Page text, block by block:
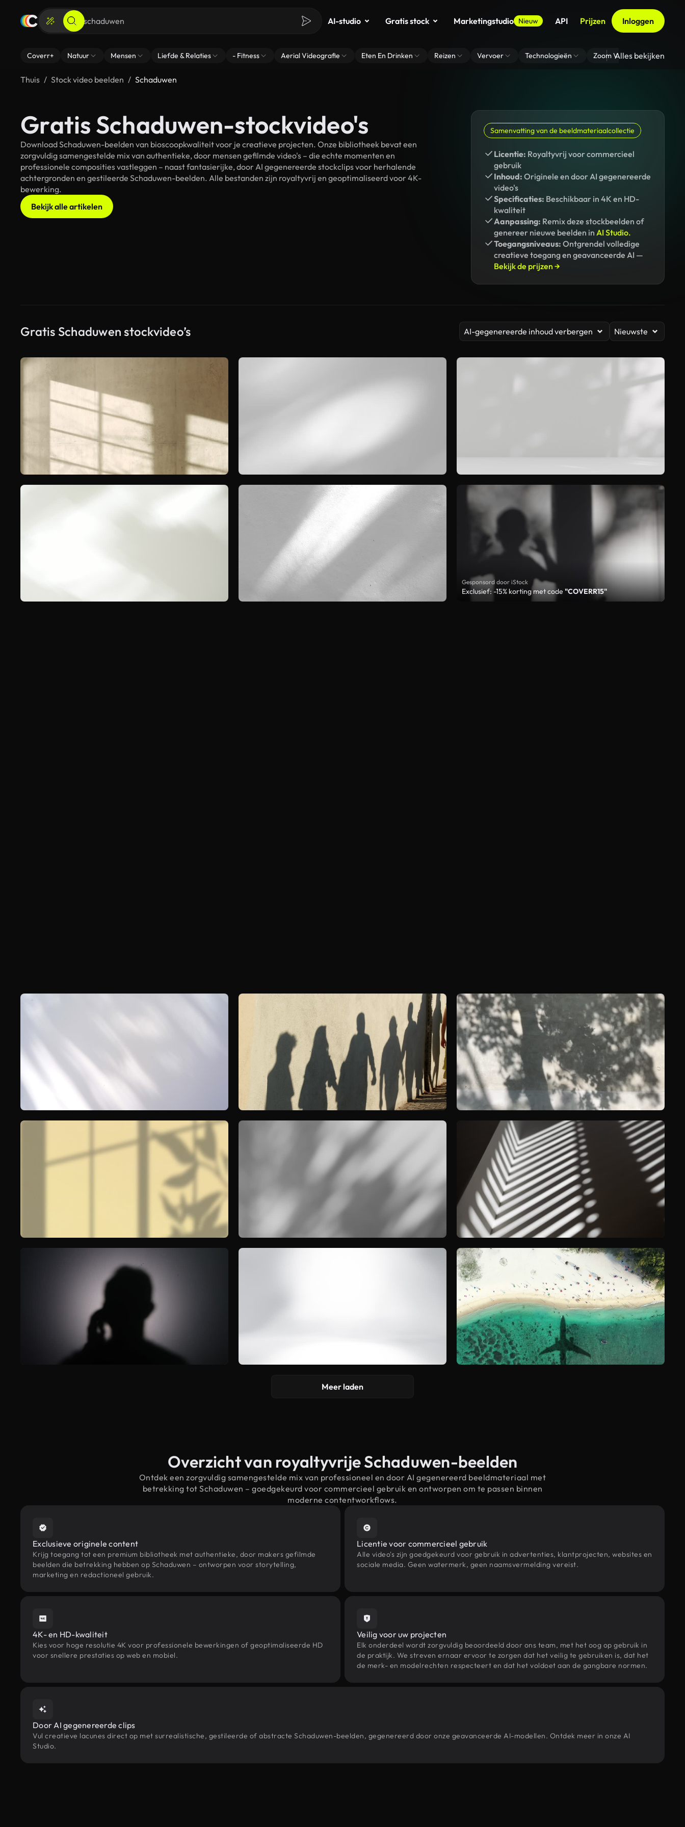
AI-studio Gratis stock Marketingstudio Nieuw API Prijzen Inloggen
Coverr+ Natuur Mensen Liefde & Relaties - Fitness Aerial Videografie Eten En Drinken Reizen Vervoer Technologieën Zoom Virtuele
Alles bekijken
Thuis Stock video beelden Schaduwen
Gratis Schaduwen-stockvideo's
Download Schaduwen-beelden van bioscoopkwaliteit voor je creatieve projecten. Onze bibliotheek bevat een
zorgvuldig samengestelde mix van authentieke, door mensen gefilmde video's – die echte momenten en
professionele composities vastleggen – naast fantasierijke, door AI gegenereerde stockclips voor herhalende
achtergronden en gestileerde Schaduwen-beelden. Alle bestanden zijn royaltyvrij en geoptimaliseerd voor 4K-
bewerking.
Bekijk alle artikelen
Samenvatting van de beeldmateriaalcollectie
Licentie: Royaltyvrij voor commercieel
gebruik
Inhoud: Originele en door AI gegenereerde
video's
Specificaties: Beschikbaar in 4K en HD-
kwaliteit
Aanpassing: Remix deze stockbeelden of
genereer nieuwe beelden in AI Studio.
Toegangsniveaus: Ontgrendel volledige
creatieve toegang en geavanceerde AI —
Bekijk de prijzen →
Gratis Schaduwen stockvideo’s AI-gegenereerde inhoud verbergen Nieuwste
Gesponsord door iStock
Exclusief: -15% korting met code "COVERR15"
Meer laden
Overzicht van royaltyvrije Schaduwen-beelden
Ontdek een zorgvuldig samengestelde mix van professioneel en door AI gegenereerd beeldmateriaal met
betrekking tot Schaduwen – goedgekeurd voor commercieel gebruik en ontworpen om te passen binnen
moderne contentworkflows.
Exclusieve originele content
Krijg toegang tot een premium bibliotheek met authentieke, door makers gefilmde
beelden die betrekking hebben op Schaduwen – ontworpen voor storytelling,
marketing en redactioneel gebruik.
Licentie voor commercieel gebruik
Alle video's zijn goedgekeurd voor gebruik in advertenties, klantprojecten, websites en
sociale media. Geen watermerk, geen naamsvermelding vereist.
4K- en HD-kwaliteit
Kies voor hoge resolutie 4K voor professionele bewerkingen of geoptimaliseerde HD
voor snellere prestaties op web en mobiel.
Veilig voor uw projecten
Elk onderdeel wordt zorgvuldig beoordeeld door ons team, met het oog op gebruik in
de praktijk. We streven ernaar ervoor te zorgen dat het veilig te gebruiken is, dat het
de merk- en modelrechten respecteert en dat het voldoet aan de gangbare normen.
Door AI gegenereerde clips
Vul creatieve lacunes direct op met surrealistische, gestileerde of abstracte Schaduwen-beelden, gegenereerd door onze geavanceerde AI-modellen. Ontdek meer in onze AI
Studio.